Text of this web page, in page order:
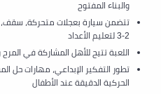
والبناء المفتوح
2-3 لتعليم الأعداد
اللعبة تتيح للأهل المشاركة في
تطور التفكير الإبداعي، مهارات حل
الحركية الدقيقة عند الأطفال